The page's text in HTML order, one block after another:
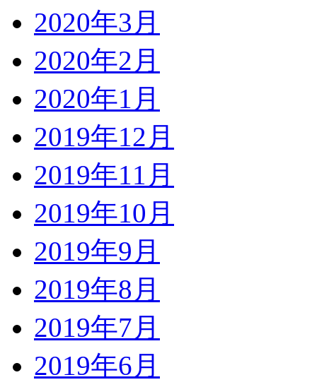
2020年3月
2020年2月
2020年1月
2019年12月
2019年11月
2019年10月
2019年9月
2019年8月
2019年7月
2019年6月